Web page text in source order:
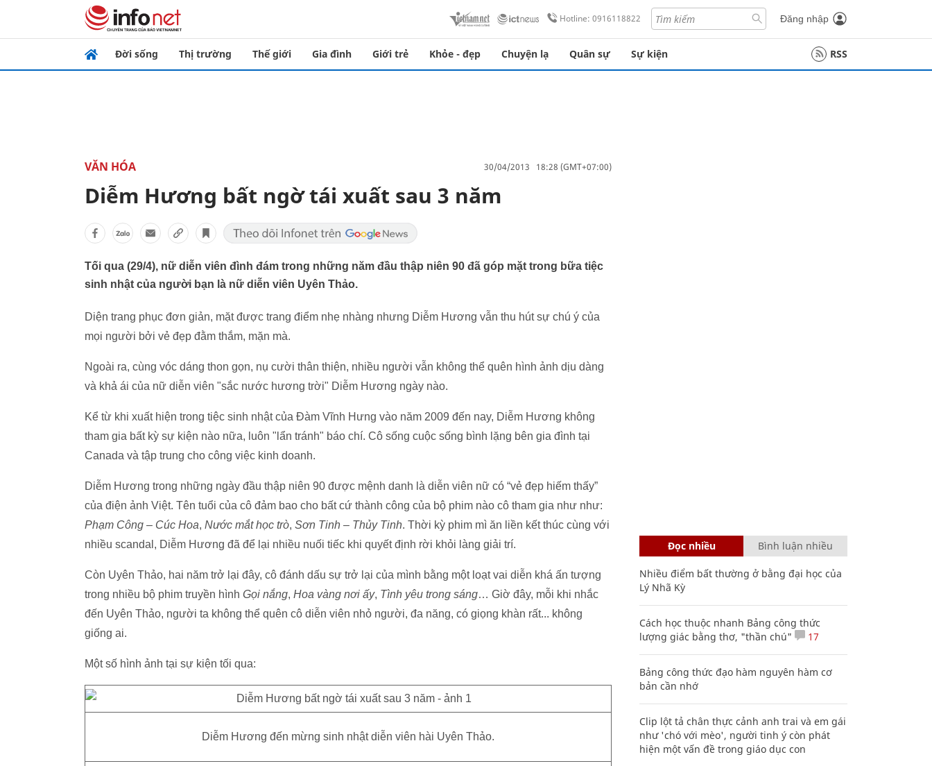
Hotline: 0916118822 Đăng nhập
Đời sống Thị trường Thế giới Gia đình Giới trẻ Khỏe - đẹp Chuyện lạ Quân sự Sự kiện RSS
VĂN HÓA 30/04/2013 18:28 (GMT+07:00)
Diễm Hương bất ngờ tái xuất sau 3 năm
Tối qua (29/4), nữ diễn viên đình đám trong những năm đầu thập niên 90 đã góp mặt trong bữa tiệc
sinh nhật của người bạn là nữ diễn viên Uyên Thảo.
Diện trang phục đơn giản, mặt được trang điểm nhẹ nhàng nhưng Diễm Hương vẫn thu hút sự chú ý của
mọi người bởi vẻ đẹp đằm thắm, mặn mà.
Ngoài ra, cùng vóc dáng thon gọn, nụ cười thân thiện, nhiều người vẫn không thể quên hình ảnh dịu dàng
và khả ái của nữ diễn viên "sắc nước hương trời" Diễm Hương ngày nào.
Kể từ khi xuất hiện trong tiệc sinh nhật của Đàm Vĩnh Hưng vào năm 2009 đến nay, Diễm Hương không
tham gia bất kỳ sự kiện nào nữa, luôn "lẩn tránh" báo chí. Cô sống cuộc sống bình lặng bên gia đình tại
Canada và tập trung cho công việc kinh doanh.
Diễm Hương trong những ngày đầu thập niên 90 được mệnh danh là diễn viên nữ có “vẻ đẹp hiếm thấy”
của điện ảnh Việt. Tên tuổi của cô đảm bao cho bất cứ thành công của bộ phim nào cô tham gia như như:
Phạm Công – Cúc Hoa, Nước mắt học trò, Sơn Tinh – Thủy Tinh. Thời kỳ phim mì ăn liền kết thúc cùng với
nhiều scandal, Diễm Hương đã để lại nhiều nuối tiếc khi quyết định rời khỏi làng giải trí.
Còn Uyên Thảo, hai năm trở lại đây, cô đánh dấu sự trở lại của mình bằng một loạt vai diễn khá ấn tượng
trong nhiều bộ phim truyền hình Gọi nắng, Hoa vàng nơi ấy, Tình yêu trong sáng… Giờ đây, mỗi khi nhắc
đến Uyên Thảo, người ta không thể quên cô diễn viên nhỏ người, đa năng, có giọng khàn rất... không
giống ai.
Một số hình ảnh tại sự kiện tối qua:
Diễm Hương đến mừng sinh nhật diễn viên hài Uyên Thảo.
Đọc nhiều Bình luận nhiều
Nhiều điểm bất thường ở bằng đại học của
Lý Nhã Kỳ
Cách học thuộc nhanh Bảng công thức
lượng giác bằng thơ, "thần chú"
17
Bảng công thức đạo hàm nguyên hàm cơ
bản cần nhớ
Clip lột tả chân thực cảnh anh trai và em gái
như 'chó với mèo', người tinh ý còn phát
hiện một vấn đề trong giáo dục con